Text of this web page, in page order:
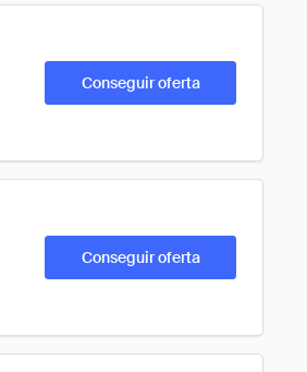
Conseguir oferta
Conseguir oferta